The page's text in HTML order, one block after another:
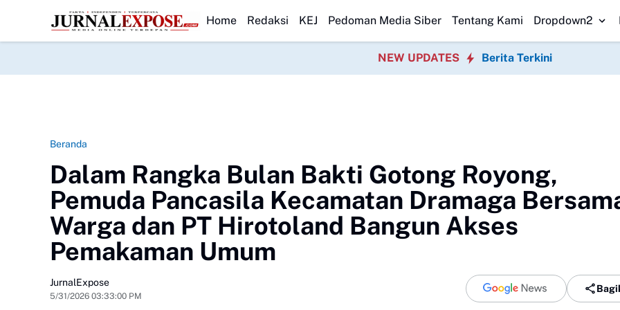
HEADLINE
Ajak Warga Peduli PesisirDanlanal Dumai Pimpin Bakti Sosial Bersihkan Pantai Nelayan PMBB Minta Klarifikasi Aktivitas Pengisian
Home Redaksi KEJ Pedoman Media Siber Tentang Kami Dropdown2
NEW UPDATES Berita Terkini
Beranda
Dalam Rangka Bulan Bakti Gotong Royong,
Pemuda Pancasila Kecamatan Dramaga
Warga dan PT Hirotoland Bangun Akses
Pemakaman Umum
JurnalExpose
5/31/2026 03:33:00 PM